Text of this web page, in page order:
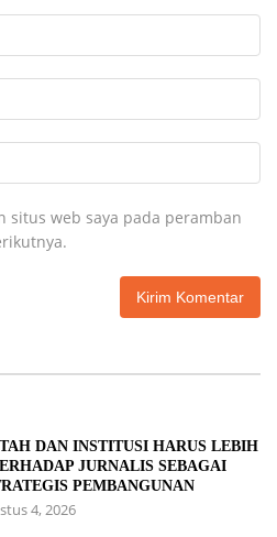
situs web saya pada peramban
DAN INSTITUSI HARUS LEBIH
JURNALIS SEBAGAI
PEMBANGUNAN
4, 2026